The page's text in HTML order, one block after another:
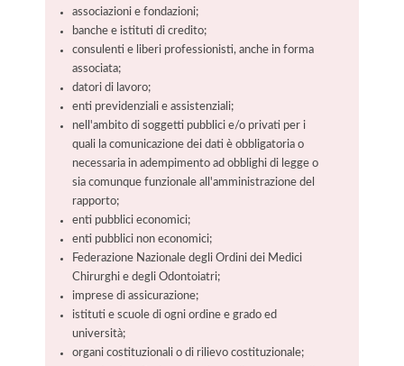
associazioni e fondazioni;
banche e istituti di credito;
consulenti e liberi professionisti, anche in forma
associata;
datori di lavoro;
enti previdenziali e assistenziali;
nell'ambito di soggetti pubblici e/o privati per i
quali la comunicazione dei dati è obbligatoria o
necessaria in adempimento ad obblighi di legge o
sia comunque funzionale all'amministrazione del
rapporto;
enti pubblici economici;
enti pubblici non economici;
Federazione Nazionale degli Ordini dei Medici
Chirurghi e degli Odontoiatri;
imprese di assicurazione;
istituti e scuole di ogni ordine e grado ed
università;
organi costituzionali o di rilievo costituzionale;